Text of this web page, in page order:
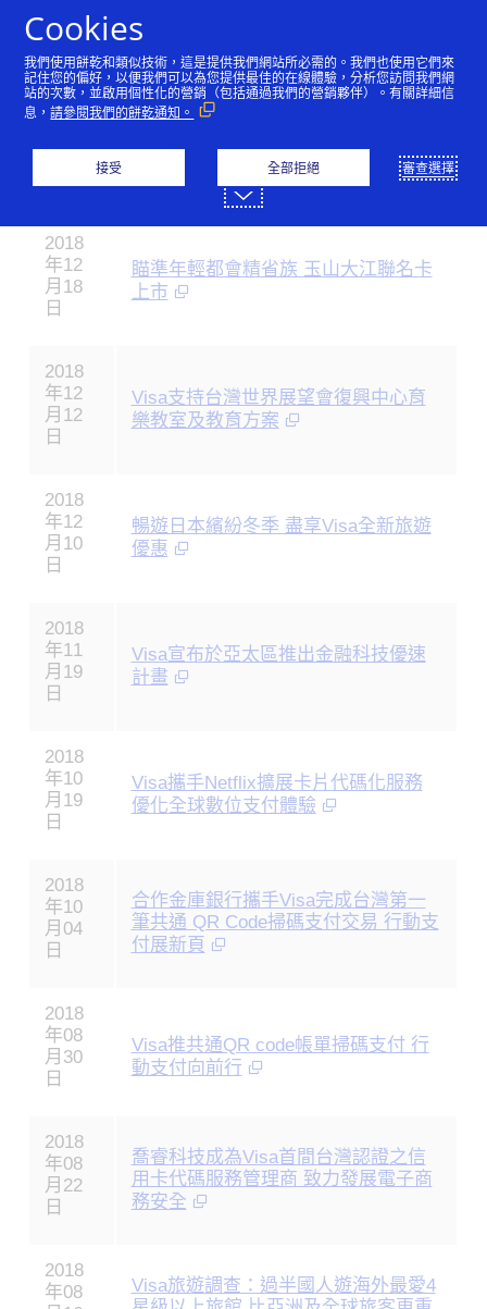
新聞稿 (2018)
掌
握
最
新
聞。
日期 新聞稿
2018
年12
月18
日
瞄準年輕都會精省族 玉山大江聯名卡
上市
2018
年12
月12
日
Visa支持台灣世界展望會復興中心育
樂教室及教育方案
2018
年12
月10
日
暢遊日本繽紛冬季 盡享Visa全新旅遊
優惠
2018
年11
月19
日
Visa宣布於亞太區推出金融科技優速
計畫
2018
年10
月19
日
Visa攜手Netflix擴展卡片代碼化服務
優化全球數位支付體驗
2018
年10
月04
日
合作金庫銀行攜手Visa完成台灣第一
筆共通 QR Code掃碼支付交易 行動支
付展新頁
2018
年08
月30
日
Visa推共通QR code帳單掃碼支付 行
動支付向前行
2018
年08
月22
日
喬睿科技成為Visa首間台灣認證之信
用卡代碼服務管理商 致力發展電子商
務安全
2018
年08
Visa旅遊調查：過半國人遊海外最愛4
Cookies
我們使用餅乾和類似技術，這是提供我們網站所必需的。我們也使用它們來
記住您的偏好，以便我們可以為您提供最佳的在線體驗，分析您訪問我們網
站的次數，並啟用個性化的營銷（包括通過我們的營銷夥伴）。有關詳細信
息，請參閱我們的餅乾通知。
接受 全部拒絕 審查選擇